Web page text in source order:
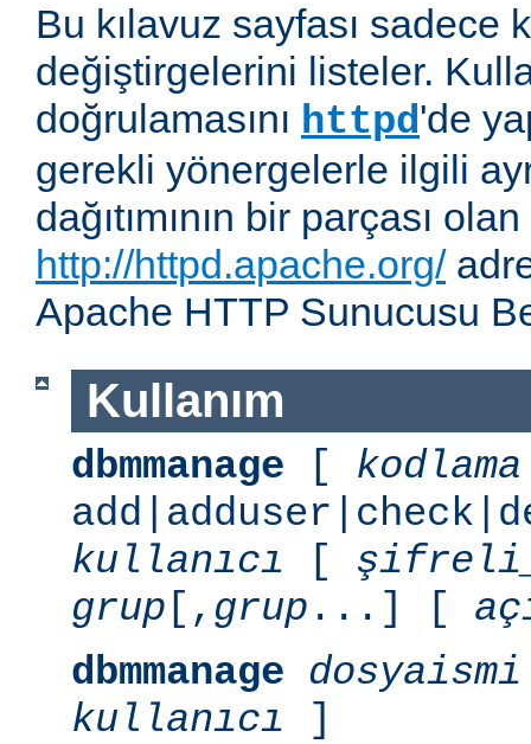
Bu kılavuz sayfası sadece
değiştirgelerini listeler.
doğrulamasını httpd'de
gerekli yönergelerle ilgili
dağıtımının bir parçası
http://httpd.apache.org/
Apache HTTP Sunucusu
Kullanım
dbmmanage [ kodlama
kullanıcı [
grup [, grup ...] [
dbmmanage dosyaismi
kullanıcı ]